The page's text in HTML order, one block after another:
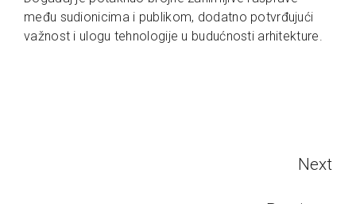
među sudionicima i publikom, dodatno potvrđujući
važnost i ulogu tehnologije u budućnosti arhitekture.
Next